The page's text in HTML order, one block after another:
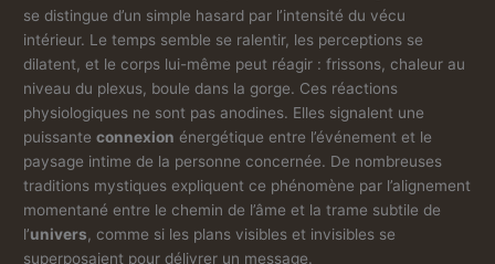
se distingue d’un simple hasard par l’intensité du vécu
intérieur. Le temps semble se ralentir, les perceptions se
dilatent, et le corps lui-même peut réagir : frissons, chaleur au
niveau du plexus, boule dans la gorge. Ces réactions
physiologiques ne sont pas anodines. Elles signalent une
puissanteconnexion énergétique entre l’événement et le
paysage intime de la personne concernée. De nombreuses
traditions mystiques expliquent ce phénomène par l’alignement
momentané entre le chemin de l’âme et la trame subtile de
l’univers, comme si les plans visibles et invisibles se
superposaient pour délivrer un message.